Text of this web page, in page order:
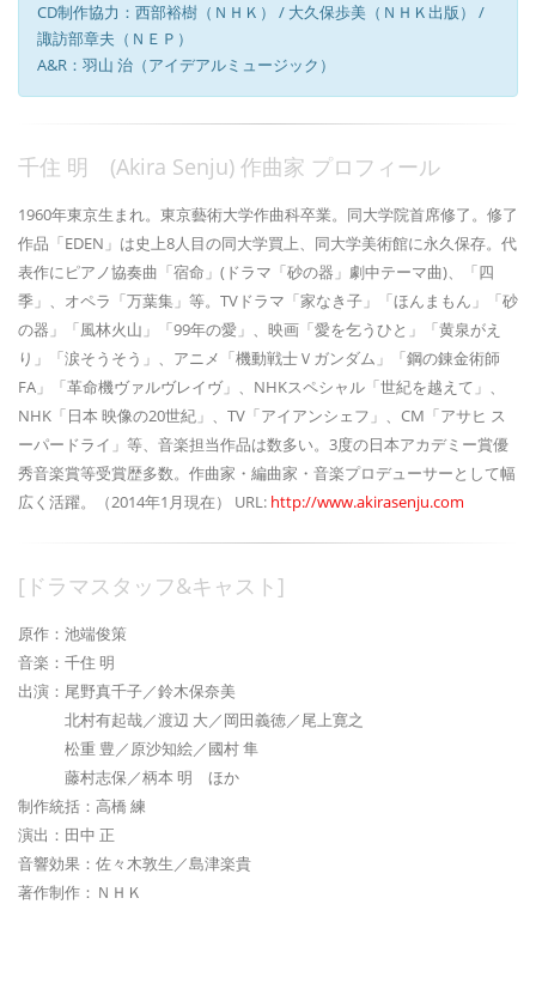
CD制作協力：西部裕樹（ＮＨＫ） / 大久保歩美（ＮＨＫ出版） /
諏訪部章夫（ＮＥＰ）
A&R：羽山 治（アイデアルミュージック）
千住 明 (Akira Senju) 作曲家 プロフィール
1960年東京生まれ。東京藝術大学作曲科卒業。同大学院首席修了。修了
作品「EDEN」は史上8人目の同大学買上、同大学美術館に永久保存。代
表作にピアノ協奏曲「宿命」(ドラマ「砂の器」劇中テーマ曲)、「四
季」、オペラ「万葉集」等。TVドラマ「家なき子」「ほんまもん」「砂
の器」「風林火山」「99年の愛」、映画「愛を乞うひと」「黄泉がえ
り」「涙そうそう」、アニメ「機動戦士Ｖガンダム」「鋼の錬金術師
FA」「革命機ヴァルヴレイヴ」、NHKスペシャル「世紀を越えて」、
NHK「日本 映像の20世紀」、TV「アイアンシェフ」、CM「アサヒ ス
ーパードライ」等、音楽担当作品は数多い。3度の日本アカデミー賞優
秀音楽賞等受賞歴多数。作曲家・編曲家・音楽プロデューサーとして幅
広く活躍。（2014年1月現在） URL: http://www.akirasenju.com
[ドラマスタッフ&キャスト]
原作：池端俊策
音楽：千住 明
出演：尾野真千子／鈴木保奈美
北村有起哉／渡辺 大／岡田義徳／尾上寛之
松重 豊／原沙知絵／國村 隼
藤村志保／柄本 明 ほか
制作統括：高橋 練
演出：田中 正
音響効果：佐々木敦生／島津楽貴
著作制作：ＮＨＫ